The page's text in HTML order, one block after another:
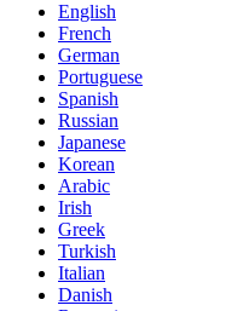
English
French
German
Portuguese
Spanish
Russian
Japanese
Korean
Arabic
Irish
Greek
Turkish
Italian
Danish